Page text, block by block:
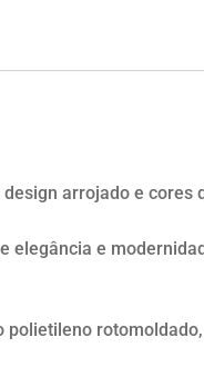
arrojado e cores
elegância e